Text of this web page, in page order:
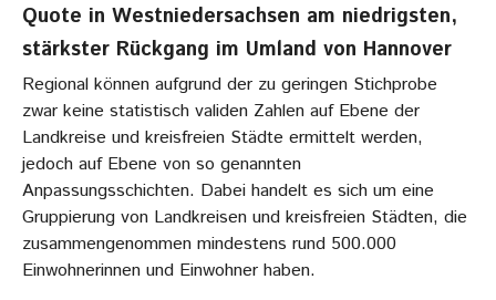
Quote in Westniedersachsen am niedrigsten,
stärkster Rückgang im Umland von Hannover
Regional können aufgrund der zu geringen Stichprobe
zwar keine statistisch validen Zahlen auf Ebene der
Landkreise und kreisfreien Städte ermittelt werden,
jedoch auf Ebene von so genannten
Anpassungsschichten. Dabei handelt es sich um eine
Gruppierung von Landkreisen und kreisfreien Städten, die
zusammengenommen mindestens rund 500.000
Einwohnerinnen und Einwohner haben.